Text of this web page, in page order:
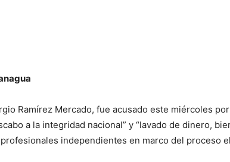
Ramírez Mercado, fue acusado este miércoles
a la integridad nacional” y “lavado de dinero,
independientes en marco del proceso